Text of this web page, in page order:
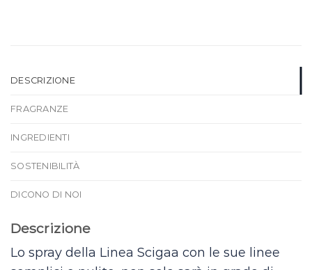
DESCRIZIONE
FRAGRANZE
INGREDIENTI
SOSTENIBILITÀ
DICONO DI NOI
Descrizione
Lo spray della Linea Scigaa con le sue linee